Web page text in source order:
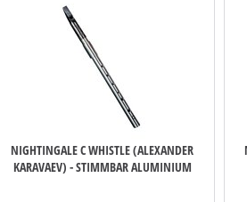
NIGHTINGALE C WHISTLE (ALEXANDER
KARAVAEV) - STIMMBAR ALUMINIUM